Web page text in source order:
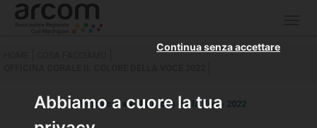
Abbiamo a cuore la tua
Continua senza accettare
Officina corale il Colore della Voce 2022